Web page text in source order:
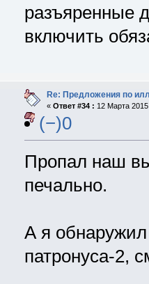
разъяренные
включить
Re: Предложения по
« Ответ #34 : 12 Марта
(−)0
Пропал наш
печально.
А я
патронуса-2,